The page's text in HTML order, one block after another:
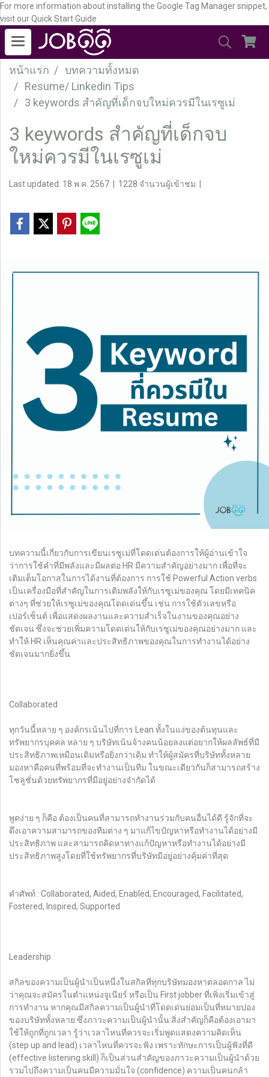
For more information about installing the Google Tag Manager snippet,
visit our Quick Start Guide .
หน้าแรก
บทความทั้งหมด
Resume/ Linkedin Tips
3 keywords สำคัญที่เด็กจบใหม่ควรมีในเรซูเม่
3 keywords สำคัญที่เด็กจบ
ใหม่ควรมีในเรซูเม่
Last updated: 18 พ.ค. 2567 1228 จำนวนผู้เข้าชม
บทความนี้เกี่ยวกับการเขียนเรซูเม่ที่โดดเด่นต้องการให้ผู้อ่านเข้าใจ
ว่าการใช้คำที่มีพลังและมีผลต่อ HR มีความสำคัญอย่างมาก เพื่อที่จะ
เติมเต็มโอกาสในการได้งานที่ต้องการ การใช้ Powerful Action verbs
เป็นเครื่องมือที่สำคัญในการเติมพลังให้กับเรซูเม่ของคุณ โดยมีเทคนิค
ต่างๆ ที่ช่วยให้เรซูเม่ของคุณโดดเด่นขึ้น เช่น การใช้ตัวเลขหรือ
เปอร์เซ็นต์ เพื่อแสดงผลงานและความสำเร็จในงานของคุณอย่าง
ชัดเจน ซึ่งจะช่วยเพิ่มความโดดเด่นให้กับเรซูเม่ของคุณอย่างมาก และ
ทำให้ HR เห็นคุณค่าและประสิทธิภาพของคุณในการทำงานได้อย่าง
ชัดเจนมากยิ่งขึ้น
Collaborated
ทุกวันนี้หลาย ๆ องค์กรเน้นไปที่การ Lean ทั้งในแง่ของต้นทุนและ
ทรัพยากรบุคคล หลาย ๆ บริษัทเน้นจ้างคนน้อยลงแต่อยากให้ผลลัพธ์ที่มี
ประสิทธิภาพเหมือนเดิมหรือยิ่งกว่าเดิม ทำให้ผู้สมัครที่บริษัททั้งหลาย
มองหาคือคนที่พร้อมที่จะทำงานเป็นทีม ในขณะเดียวกันก็สามารถสร้าง
โซลูชั่นด้วยทรัพยากรที่มีอยู่อย่างจำกัดได้
พูดง่าย ๆ ก็คือ ต้องเป็นคนที่สามารถทำงานร่วมกับคนอื่นได้ดี รู้จักที่จะ
ดึงเอาความสามารถของทีมต่าง ๆ มาแก้ไขปัญหาหรือทำงานได้อย่างมี
ประสิทธิภาพ และสามารถคิดหาทางแก้ปัญหาหรือทำงานได้อย่างมี
ประสิทธิภาพสูงโดยที่ใช้ทรัพยากรที่บริษัทมีอยู่อย่างคุ้มค่าที่สุด
คำศัพท์ : Collaborated, Aided, Enabled, Encouraged, Facilitated,
Fostered, Inspired, Supported
Leadership
สกิลของความเป็นผู้นำเป็นหนึ่งในสกิลที่ทุกบริษัทมองหาตลอดกาล ไม่
ว่าคุณจะสมัครในตำแหน่งจูเนียร์ หรือเป็น First jobber ที่เพิ่งเริ่มเข้าสู่
การทำงาน หากคุณมีสกิลความเป็นผู้นำที่โดดเด่นย่อมเป็นที่หมายปอง
ของบริษัททั้งหลาย ซึ่งภาวะความเป็นผู้นำนั้น สิ่งสำคัญก็คือต้องเอามา
ใช้ให้ถูกที่ถูกเวลา รู้ว่าเวลาไหนที่ควรจะเริ่มพูดแสดงความคิดเห็น
(step up and lead) เวลาไหนที่ควรจะฟัง เพราะทักษะการเป็นผู้ฟังที่ดี
(effective listening skill) ก็เป็นส่วนสำคัญของภาวะความเป็นผู้นำด้วย
รวมไปถึงความเป็นคนมีความมั่นใจ (confidence) ความเป็นคนกล้า